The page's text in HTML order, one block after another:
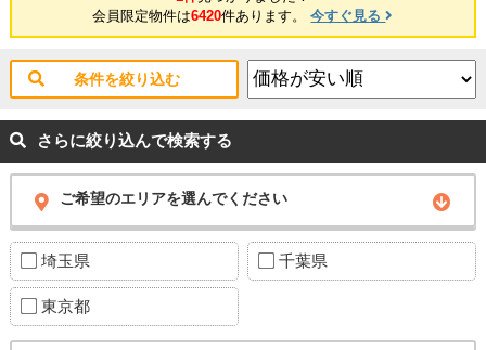
会員限定物件は6420件あります。今すぐ見る
条件を絞り込む
さらに絞り込んで検索する
ご希望のエリアを選んでください
埼玉県 千葉県
東京都